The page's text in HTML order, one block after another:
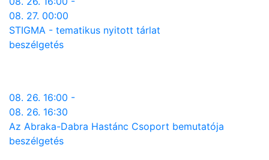
08. 27. 00:00
STIGMA - tematikus nyitott tárlat
beszélgetés
08. 26. 16:00 -
08. 26. 16:30
Az Abraka-Dabra Hastánc Csoport bemutatója
beszélgetés